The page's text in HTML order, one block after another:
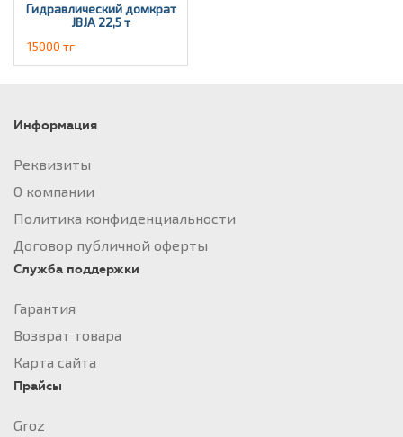
Гидравлический домкрат
JBJА 22,5 т
15000 тг
Информация
Реквизиты
О компании
Политика конфиденциальности
Договор публичной оферты
Служба поддержки
Гарантия
Возврат товара
Карта сайта
Прайсы
Groz